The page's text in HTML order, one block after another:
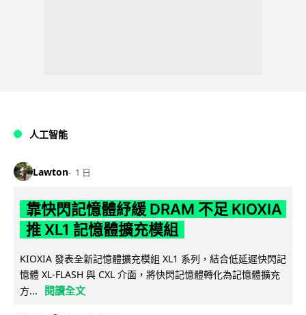
人工智能
Lawton 1 日
靠快閃記憶體紓緩 DRAM 不足 KIOXIA
推 XL1 記憶體擴充模組
KIOXIA 發表全新記憶體擴充模組 XL1 系列，結合低延遲快閃記
憶體 XL-FLASH 與 CXL 介面，將快閃記憶體轉化為記憶體擴充
方...
閱讀全文